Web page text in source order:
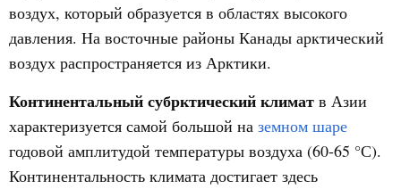
воздух, который образуется в областях высокого
давления. На восточные районы Канады арктический
воздух распространяется из Арктики.
Континентальный субрктический климат в Азии
характеризуется самой большой на земном шаре
годовой амплитудой температуры воздуха (60-65 °С).
Континентальность климата достигает здесь